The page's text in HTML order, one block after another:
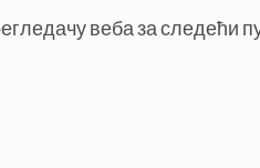
веба за следећи